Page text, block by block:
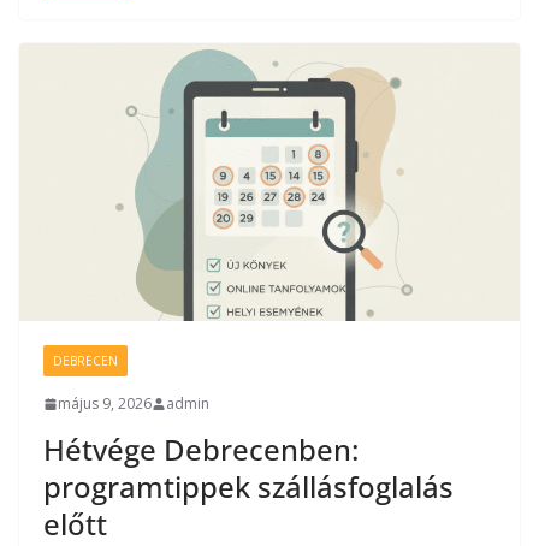
DEBRECEN
május 9, 2026 admin
Hétvége Debrecenben:
programtippek szállásfoglalás
előtt